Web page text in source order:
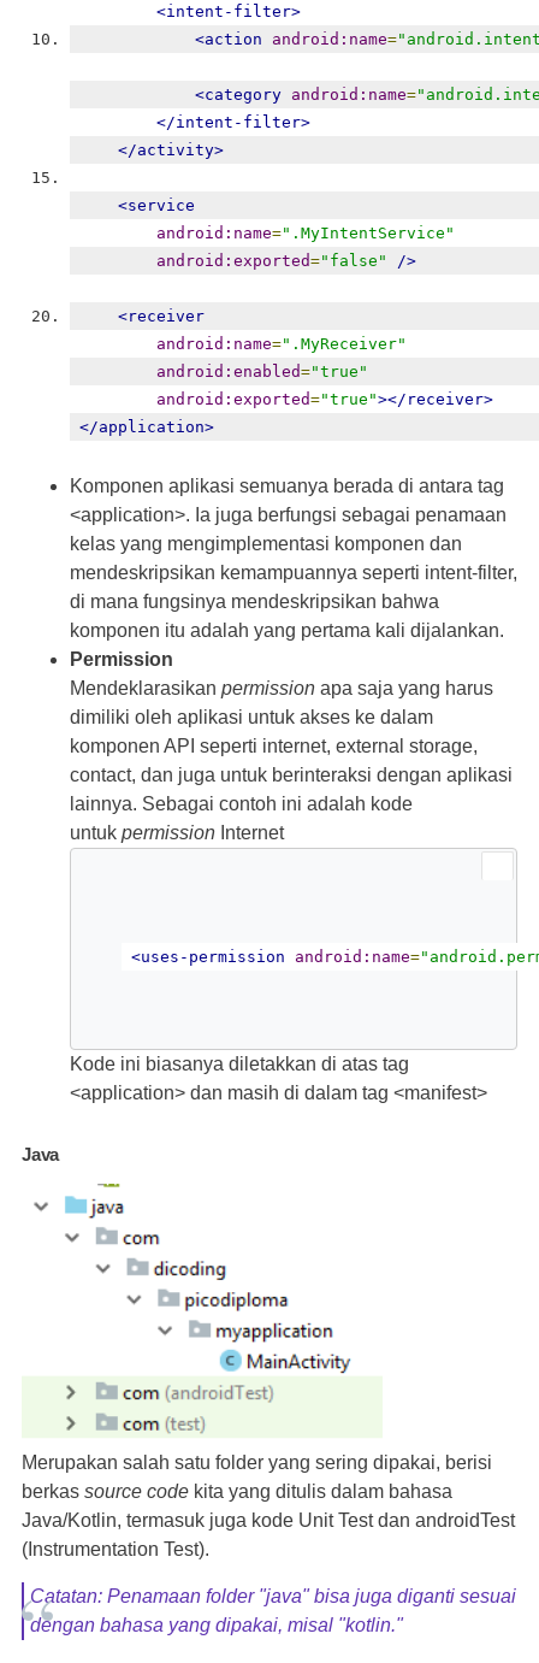
<intent-filter>
<action
android:name=
<category android:name=
</intent-filter>
</activity>
<service
android:name=".MyIntentService"
android:exported="false" />
<receiver
android:name=".MyReceiver"
android:enabled="true"
android:exported="true"></receiver>
</application>
Komponen aplikasi semuanya berada di antara tag
<application>. Ia juga berfungsi sebagai penamaan
kelas yang mengimplementasi komponen dan
mendeskripsikan kemampuannya seperti intent-filter,
di mana fungsinya mendeskripsikan bahwa
komponen itu adalah yang pertama kali dijalankan.
Permission
Mendeklarasikan permission apa saja yang harus
dimiliki oleh aplikasi untuk akses ke dalam
komponen API seperti internet, external storage,
contact, dan juga untuk berinteraksi dengan aplikasi
lainnya. Sebagai contoh ini adalah kode
untuk permission Internet
<uses-permission android:name=
Kode ini biasanya diletakkan di atas tag
<application> dan masih di dalam tag <manifest>
Java
Merupakan salah satu folder yang sering dipakai, berisi
berkas source code kita yang ditulis dalam bahasa
Java/Kotlin, termasuk juga kode Unit Test dan androidTest
(Instrumentation Test).
Catatan: Penamaan folder "java" bisa juga diganti sesuai
dengan bahasa yang dipakai, misal "kotlin."